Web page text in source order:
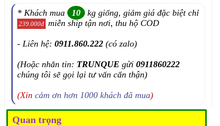
* Khách mua 10 kg giống, giảm giá đặc biệt chỉ
239.000đ miễn ship tận nơi, thu hộ COD
- Liên hệ:0911.860.222 (có zalo)
(Hoặc nhắn tin: TRUNQUE gửi0911860222
chúng tôi sẽ gọi lại tư vấn cẩn thận)
(Xincảm ơn hơn 1000 khách đã mua)
Quan trọng